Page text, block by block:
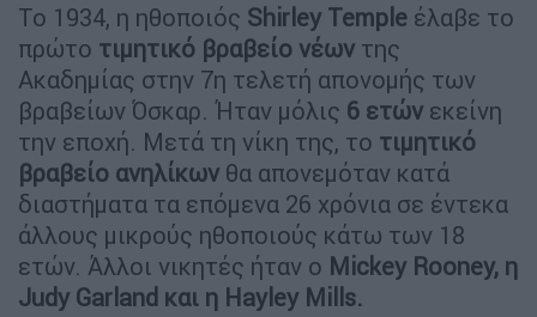
Το 1934, η ηθοποιός Shirley Temple έλαβε το
πρώτο τιμητικό βραβείο νέων της
Ακαδημίας στην 7η τελετή απονομής των
βραβείων Όσκαρ. Ήταν μόλις 6 ετών εκείνη
την εποχή. Μετά τη νίκη της, το τιμητικό
βραβείο ανηλίκων θα απονεμόταν κατά
διαστήματα τα επόμενα 26 χρόνια σε έντεκα
άλλους μικρούς ηθοποιούς κάτω των 18
ετών. Άλλοι νικητές ήταν ο Mickey Rooney, η
Judy Garland και η Hayley Mills.